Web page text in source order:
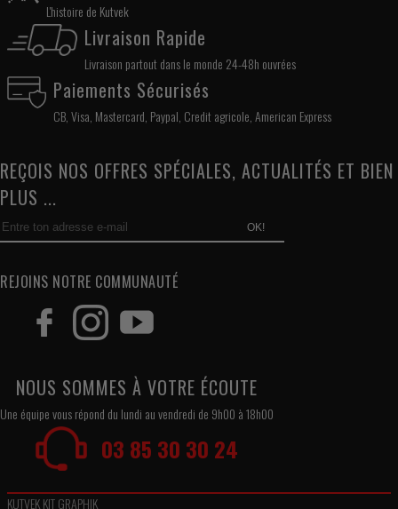
L'histoire de Kutvek
Livraison Rapide
Livraison partout dans le monde 24-48h ouvrées
Paiements Sécurisés
CB, Visa, Mastercard, Paypal, Credit agricole, American Express
REÇOIS NOS OFFRES SPÉCIALES, ACTUALITÉS ET BIEN
PLUS ...
OK!
REJOINS NOTRE COMMUNAUTÉ
NOUS SOMMES À VOTRE ÉCOUTE
Une équipe vous répond du lundi au vendredi de 9h00 à 18h00
03 85 30 30 24
KUTVEK KIT GRAPHIK